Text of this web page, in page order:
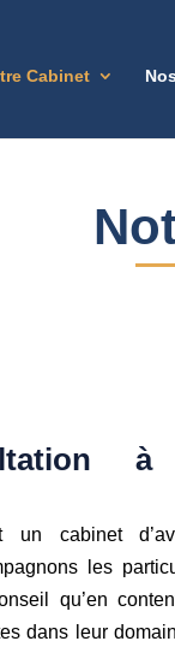
Cabinet
cabinet
les
qu’en
dans leur